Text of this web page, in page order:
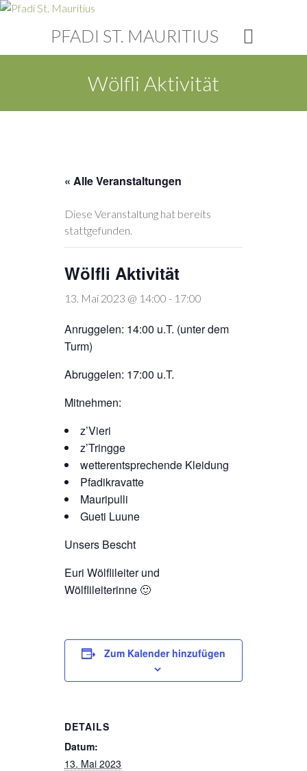
PFADI ST. MAURITIUS
Wölfli Aktivität
« Alle Veranstaltungen
Diese Veranstaltung hat bereits
stattgefunden.
Wölfli Aktivität
13. Mai 2023 @ 14:00 - 17:00
Anruggelen: 14:00 u.T. (unter dem
Turm)
Abruggelen: 17:00 u.T.
Mitnehmen:
z’Vieri
z’Tringge
wetterentsprechende Kleidung
Pfadikravatte
Mauripulli
Gueti Luune
Unsers Bescht
Euri Wölflileiter und
Wölflileiterinne 🙂
Zum Kalender hinzufügen
DETAILS
Datum:
13. Mai 2023